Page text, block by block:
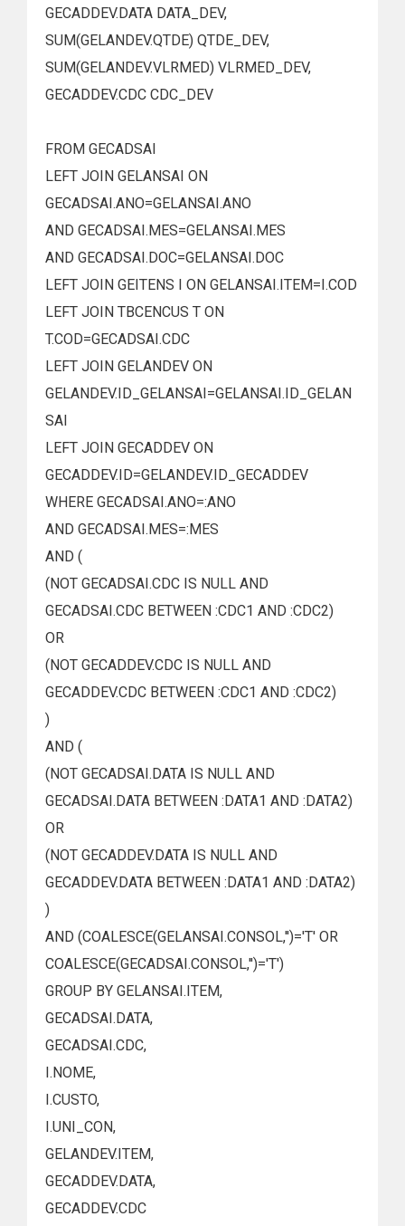
GECADDEV.DATA DATA_DEV,
SUM(GELANDEV.QTDE) QTDE_DEV,
SUM(GELANDEV.VLRMED) VLRMED_DEV,
GECADDEV.CDC CDC_DEV
FROM GECADSAI
LEFT JOIN GELANSAI ON
GECADSAI.ANO=GELANSAI.ANO
AND GECADSAI.MES=GELANSAI.MES
AND GECADSAI.DOC=GELANSAI.DOC
LEFT JOIN GEITENS I ON GELANSAI.ITEM=I.COD
LEFT JOIN TBCENCUS T ON
T.COD=GECADSAI.CDC
LEFT JOIN GELANDEV ON
GELANDEV.ID_GELANSAI=GELANSAI.ID_GELAN
SAI
LEFT JOIN GECADDEV ON
GECADDEV.ID=GELANDEV.ID_GECADDEV
WHERE GECADSAI.ANO=:ANO
AND GECADSAI.MES=:MES
AND (
(NOT GECADSAI.CDC IS NULL AND
GECADSAI.CDC BETWEEN :CDC1 AND :CDC2)
OR
(NOT GECADDEV.CDC IS NULL AND
GECADDEV.CDC BETWEEN :CDC1 AND :CDC2)
)
AND (
(NOT GECADSAI.DATA IS NULL AND
GECADSAI.DATA BETWEEN :DATA1 AND :DATA2)
OR
(NOT GECADDEV.DATA IS NULL AND
GECADDEV.DATA BETWEEN :DATA1 AND :DATA2)
)
AND (COALESCE(GELANSAI.CONSOL,'')='T' OR
COALESCE(GECADSAI.CONSOL,'')='T')
GROUP BY GELANSAI.ITEM,
GECADSAI.DATA,
GECADSAI.CDC,
I.NOME,
I.CUSTO,
I.UNI_CON,
GELANDEV.ITEM,
GECADDEV.DATA,
GECADDEV.CDC